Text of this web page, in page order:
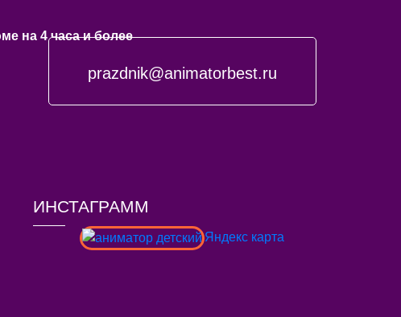
на 4 часа и более
prazdnik@animatorbest.ru
ИНСТАГРАММ
Яндекс карта